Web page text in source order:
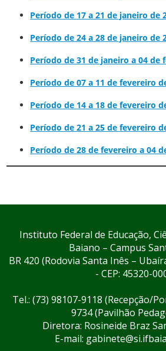
Período de 17 a 21 de janeiro de
Período de 24 a 28 de janeiro de
Período de 31 de janeiro a 04 de
Período de 07 a 11 de fevereiro
Período de 14 a 18 de fevereiro
Período de 21 a 25 de fevereiro
Período de 28 de fevereiro a 04
Instituto Federal de Educação,
Baiano – Campus
BR 420 (Rodovia Santa Inês –
- CEP: 45320-
Tel.: (73) 98107-9118 (Recepção/
9734 (Pavilhão
Diretora: Rosineide Braz
E-mail: